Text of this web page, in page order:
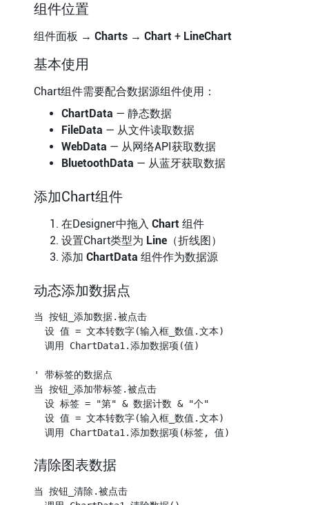
组件位置
组件面板 → Charts→ Chart + LineChart
基本使用
Chart组件需要配合数据源组件使用：
ChartData — 静态数据
FileData — 从文件读取数据
WebData — 从网络API获取数据
BluetoothData — 从蓝牙获取数据
添加Chart组件
在Designer中拖入 Chart 组件
设置Chart类型为 Line（折线图）
添加 ChartData 组件作为数据源
动态添加数据点
当 按钮_添加数据.被点击
  设 值 = 文本转数字(输入框_数值.文本)
  调用 ChartData1.添加数据项(值)
' 带标签的数据点
当 按钮_添加带标签.被点击
  设 标签 = "第" & 数据计数 & "个"
  设 值 = 文本转数字(输入框_数值.文本)
清除图表数据
当 按钮_清除.被点击